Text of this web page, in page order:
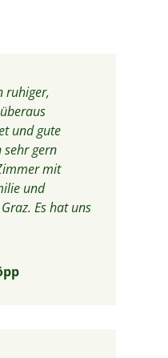
ruhiger,
und gute
sehr gern
mit
und
Es hat uns